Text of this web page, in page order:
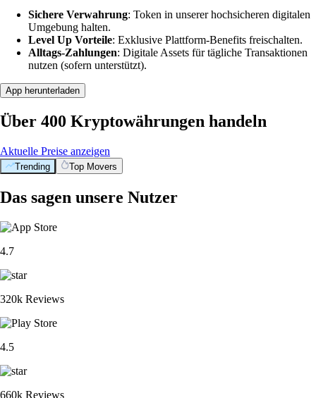
Sichere Verwahrung: Token in unserer hochsicheren digitalen
Umgebung halten.
Level Up Vorteile: Exklusive Plattform-Benefits freischalten.
Alltags-Zahlungen: Digitale Assets für tägliche Transaktionen
nutzen (sofern unterstützt).
App herunterladen
Über 400 Kryptowährungen handeln
Aktuelle Preise anzeigen
Trending Top Movers
Das sagen unsere Nutzer
4.7
320k Reviews
4.5
660k Reviews